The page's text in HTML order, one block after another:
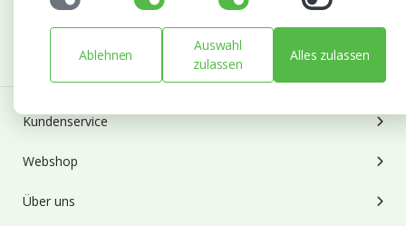
Kundenservice
Webshop
Über uns
Ablehnen
Auswahl
zulassen
Alles zulassen